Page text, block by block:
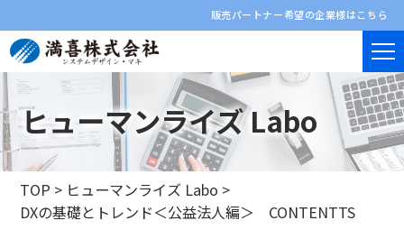
販売パートナー希望の企業様はこちら
ヒューマンライズ Labo
TOP > ヒューマンライズ Labo >
DXの基礎とトレンド＜公益法人編＞ CONTENTTS